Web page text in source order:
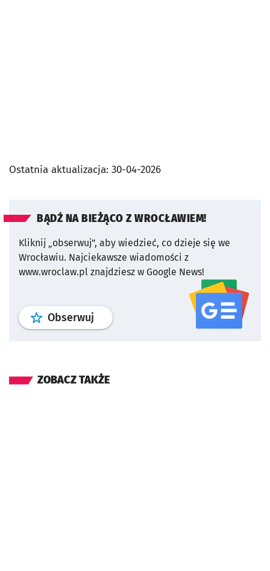
Ostatnia aktualizacja: 30-04-2026
BĄDŹ NA BIEŻĄCO Z WROCŁAWIEM!
Kliknij „obserwuj”, aby wiedzieć, co dzieje się we
Wrocławiu. Najciekawsze wiadomości z
www.wroclaw.pl znajdziesz w Google News!
Obserwuj profil serwisu
ZOBACZ TAKŻE